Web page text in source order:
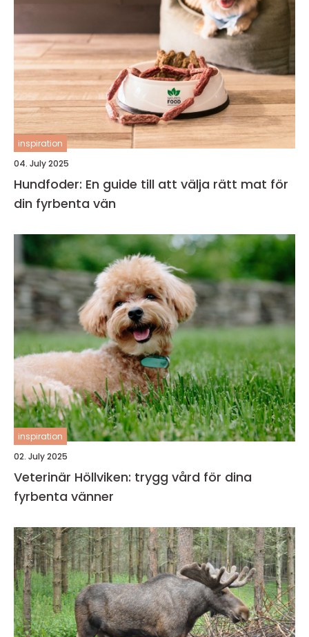
inspiration
04. July 2025
Hundfoder: En guide till att välja rätt mat för
din fyrbenta vän
inspiration
02. July 2025
Veterinär Höllviken: trygg vård för dina
fyrbenta vänner